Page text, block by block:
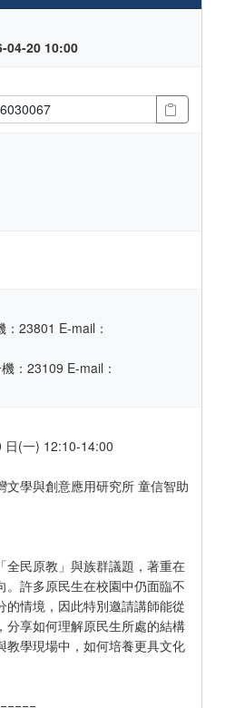
04-20 10:00
23801 E-mail：
：23109 E-mail：
日(一) 12:10-14:00
文學與創意應用研究所 童信智助
全民原教」與族群議題，著重在
。許多原民生在校園中仍面臨不
的情境，因此特別邀請講師能從
分享如何理解原民生所處的結構
教學現場中，如何培養更具文化